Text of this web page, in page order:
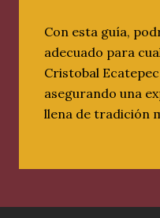
Con esta guía,
adecuado para
Cristobal
asegurando una
llena de tradición